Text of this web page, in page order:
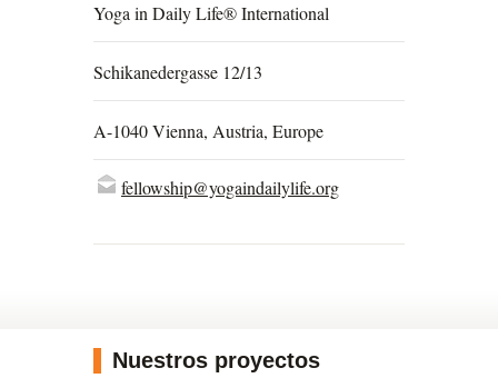
Yoga in Daily Life® International
Schikanedergasse 12/13
A-1040 Vienna, Austria, Europe
fellowship@yogaindailylife.org
Nuestros proyectos